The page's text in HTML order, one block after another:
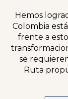
Hemos
Colombia
frente a
se
Ruta